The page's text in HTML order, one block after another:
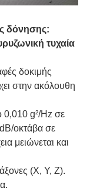
δόνησης:
τυχαία
δοκιμής
στην ακόλουθη
0,010 g²/Hz σε
οκτάβα σε
μειώνεται και
(Χ, Υ, Ζ).